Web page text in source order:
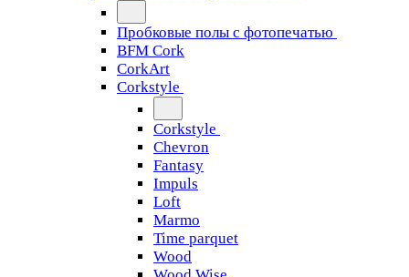
Пробковые полы с фотопечатью
BFM Cork
CorkArt
Corkstyle
Corkstyle
Chevron
Fantasy
Impuls
Loft
Marmo
Time parquet
Wood